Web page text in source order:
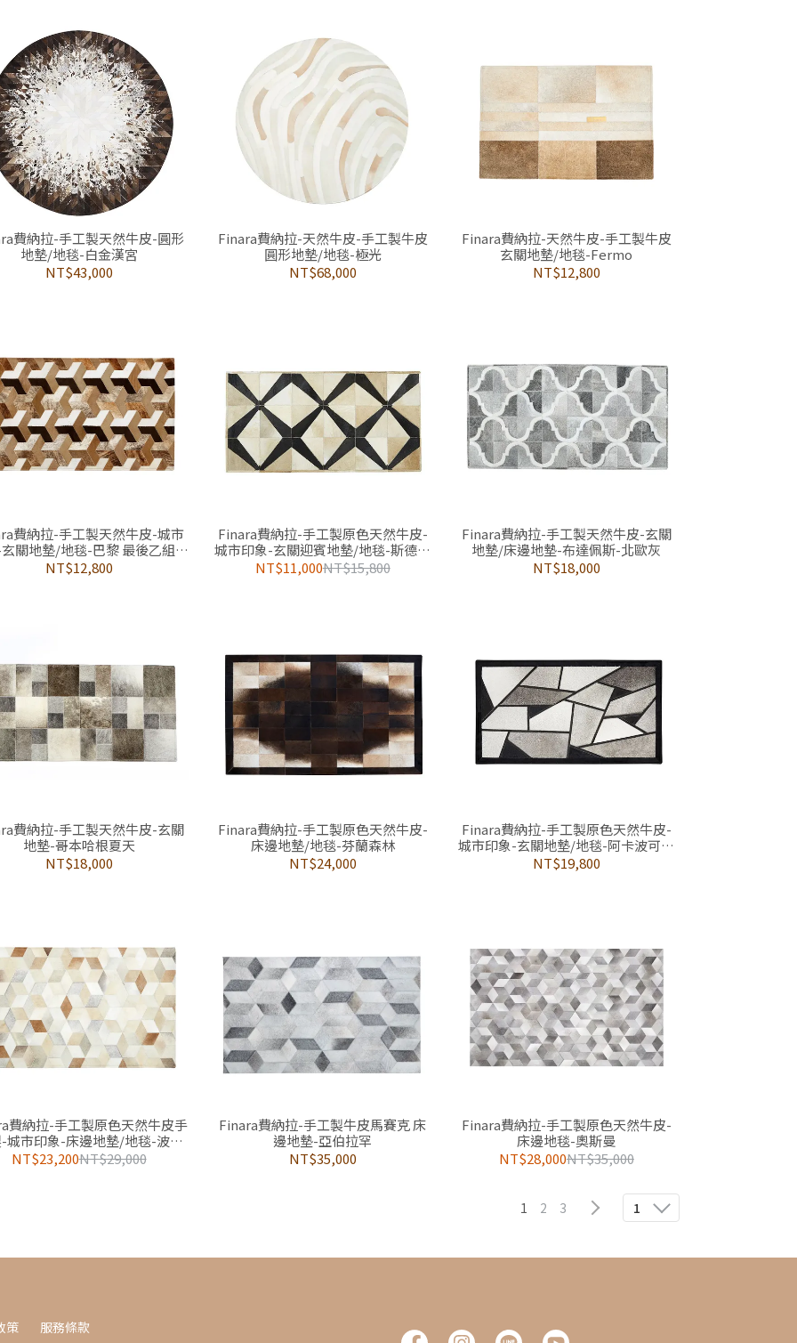
費納拉-手工製天然牛皮-圓形
地墊/地毯-白金漢宮
NT$43,000
Finara費納拉-天然牛皮-手工製牛皮
圓形地墊/地毯-極光
NT$68,000
Finara費納拉-天然牛皮-手工製牛皮
玄關地墊/地毯-Fermo
NT$12,800
費納拉-手工製天然牛皮-城市
關地墊/地毯-巴黎 最後乙組現
貨售完斷貨
NT$12,800
Finara費納拉-手工製原色天然牛皮-
城市印象-玄關迎賓地墊/地毯-斯德哥
爾摩(最後兩組）
NT$11,000NT$15,800
Finara費納拉-手工製天然牛皮-玄關
地墊/床邊地墊-布達佩斯-北歐灰
NT$18,000
費納拉-手工製天然牛皮-玄關
地墊-哥本哈根夏天
NT$18,000
Finara費納拉-手工製原色天然牛皮-
床邊地墊/地毯-芬蘭森林
NT$24,000
Finara費納拉-手工製原色天然牛皮-
城市印象-玄關地墊/地毯-阿卡波可日
落教堂
NT$19,800
費納拉-手工製原色天然牛皮手
城市印象-床邊地墊/地毯-波西
塔諾
NT$23,200NT$29,000
Finara費納拉-手工製牛皮馬賽克 床
邊地墊-亞伯拉罕
NT$35,000
Finara費納拉-手工製原色天然牛皮-
床邊地毯-奧斯曼
NT$28,000NT$35,000
1 2 3 1
策 服務條款